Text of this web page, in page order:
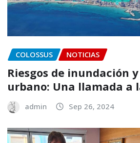
COLOSSUS NOTICIAS
Riesgos de inundación
urbano: Una llamada a
admin Sep 26, 2024